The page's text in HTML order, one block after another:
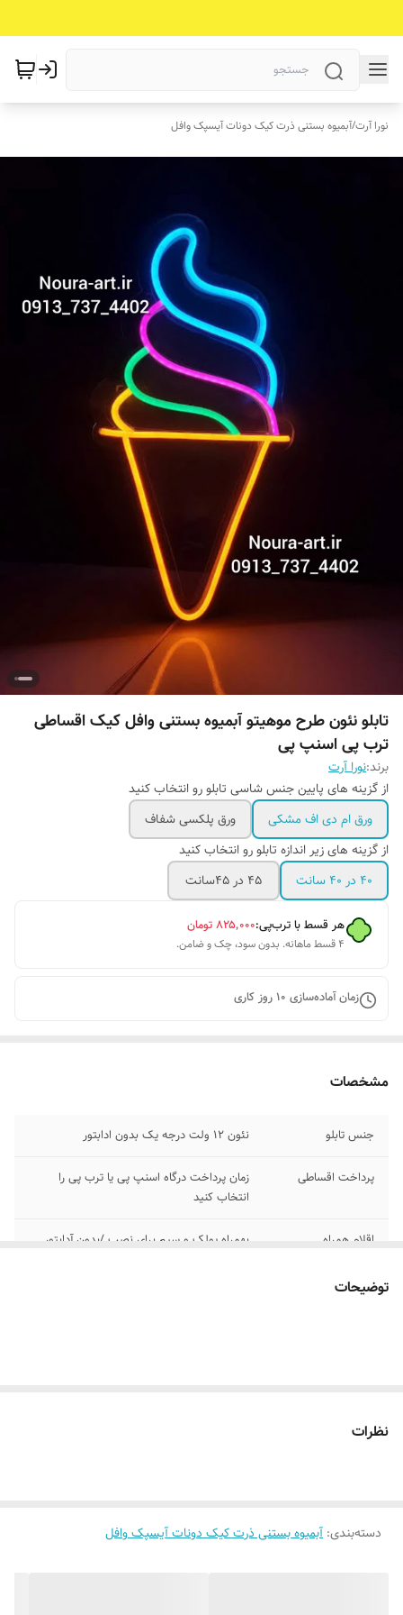
نورا آرت/آبمیوه بستنی ذرت کیک دونات آیسپک وافل
تابلو نئون طرح موهیتو آبمیوه بستنی وافل کیک اقساطی
ترب پی اسنپ پی
برند:نورا آرت
از گزینه های پایین جنس شاسی تابلو رو انتخاب کنید
ورق ام دی اف مشکی
ورق پلکسی شفاف
از گزینه های زیر اندازه تابلو رو انتخاب کنید
۴۰ در ۴۰ سانت
۴۵ در ۴۵سانت
هر قسط با ترب‌پی:۸۲۵٬۰۰۰تومان
۴ قسط ماهانه. بدون سود، چک و ضامن.
زمان آماده‌سازی 10روز کاری
مشخصات
جنس تابلو نئون ۱۲ ولت درجه یک بدون ادابتور
پرداخت اقساطی
زمان پرداخت درگاه اسنپ پی یا ترب پی را
انتخاب کنید
اقلام همراه بهمراه پولک و سیم برای نصب /بدون آدابتور
آموزش نصب کردن
توضیحات
نظرات
دسته‌بندی: آبمیوه بستنی ذرت کیک دونات آیسپک وافل